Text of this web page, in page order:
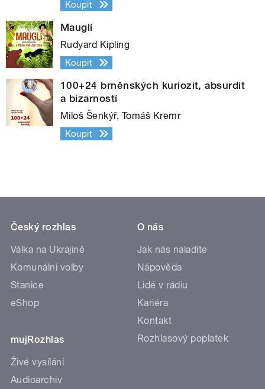
Koupit
Mauglí
Rudyard Kipling
Koupit
100+24 brněnských kuriozit, absurdit
a bizarností
Miloš Šenkýř, Tomáš Kremr
Koupit
Český rozhlas
Válka na Ukrajině
Komunální volby
Stanice
eShop
mujRozhlas
Živé vysílání
Audioarchiv
O nás
Jak nás naladíte
Nápověda
Lidé v rádiu
Kariéra
Kontakt
Rozhlasový poplatek